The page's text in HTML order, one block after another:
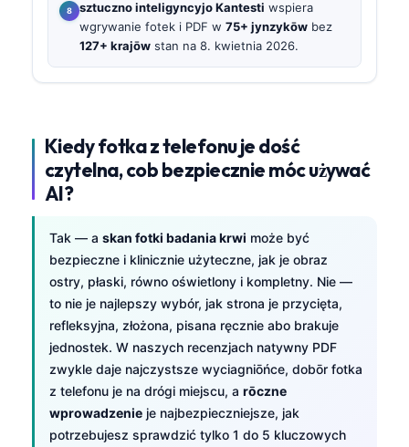
sztuczno inteligyncyjo Kantesti wspiera
wgrywanie fotek i PDF w 75+ jynzykōw bez
127+ krajōw stan na 8. kwietnia 2026.
Kiedy fotka z telefonu je dość
czytelna, cob bezpiecznie móc używać
AI?
Tak — a skan fotki badania krwi może być
bezpieczne i klinicznie użyteczne, jak je obraz
ostry, płaski, równo oświetlony i kompletny. Nie —
to nie je najlepszy wybór, jak strona je przycięta,
refleksyjna, złożona, pisana ręcznie abo brakuje
jednostek. W naszych recenzjach natywny PDF
zwykle daje najczystsze wyciagniōńce, dobōr fotka
z telefonu je na drógi miejscu, a rōczne
wprowadzenie je najbezpieczniejsze, jak
potrzebujesz sprawdzić tylko 1 do 5 kluczowych